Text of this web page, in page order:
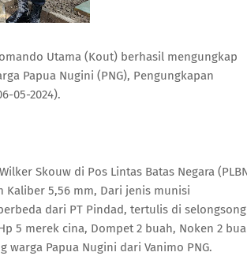
Utama (Kout) berhasil mengungkap
Papua Nugini (PNG), Pengungkapan
05-2024).
Skouw di Pos Lintas Batas Negara
Kaliber 5,56 mm, Dari jenis munisi
dari PT Pindad, tertulis di selongsong
5 merek cina, Dompet 2 buah, Noken 2
warga Papua Nugini dari Vanimo PNG.